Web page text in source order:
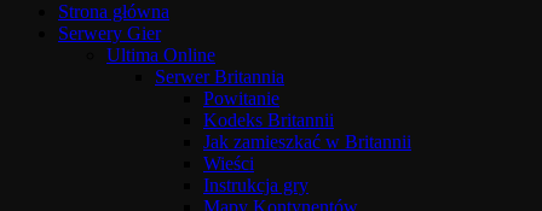
Strona główna
Serwery Gier
Ultima Online
Serwer Britannia
Powitanie
Kodeks Britannii
Jak zamieszkać w Britannii
Wieści
Instrukcja gry
Mapy Kontynentów